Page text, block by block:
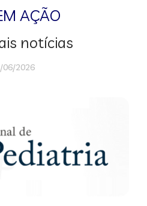
AÇÃO
notícias
06/2026